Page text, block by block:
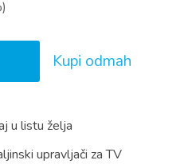
Kupi odmah
u listu želja
upravljači za TV